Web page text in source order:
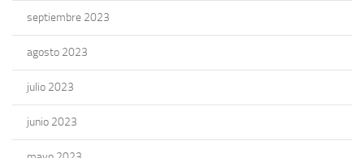
septiembre 2023
agosto 2023
julio 2023
junio 2023